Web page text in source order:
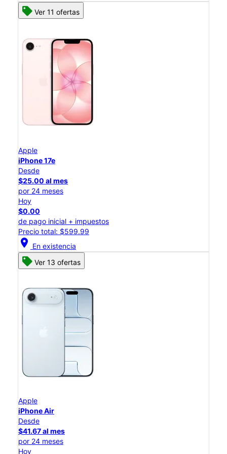
Ver 11 ofertas
Apple
iPhone 17e
Desde
$25.00 al mes
por 24 meses
Hoy
$0.00
de pago inicial + impuestos
Precio total: $599.99
location_on En existencia
Ver 13 ofertas
Apple
iPhone Air
Desde
$41.67 al mes
por 24 meses
Hoy